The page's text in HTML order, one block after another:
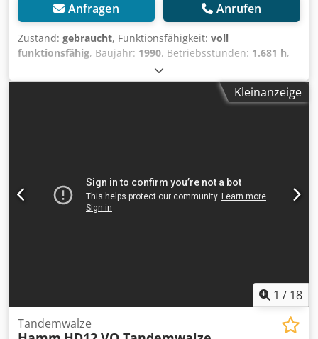
Anfragen Anrufen
Zustand: gebraucht, Funktionsfähigkeit: voll
funktionsfähig, Baujahr: 1990, Betriebsstunden: 1.681 h,
Bitelli DTV100 Grifone Tandemwalze Betriebsgewicht:
10.000 kg Motortyp: Deutz BF4L 913 Turbo Doppelantrieb
Hydrostatische Vibration an beiden Trommeln
ERDBEWEGUNGSMASCHINEN VON CATERPILLAR, FIAT
HITACHI, KOMATSU
Kleinanzeige
1 / 18
Tandemwalze